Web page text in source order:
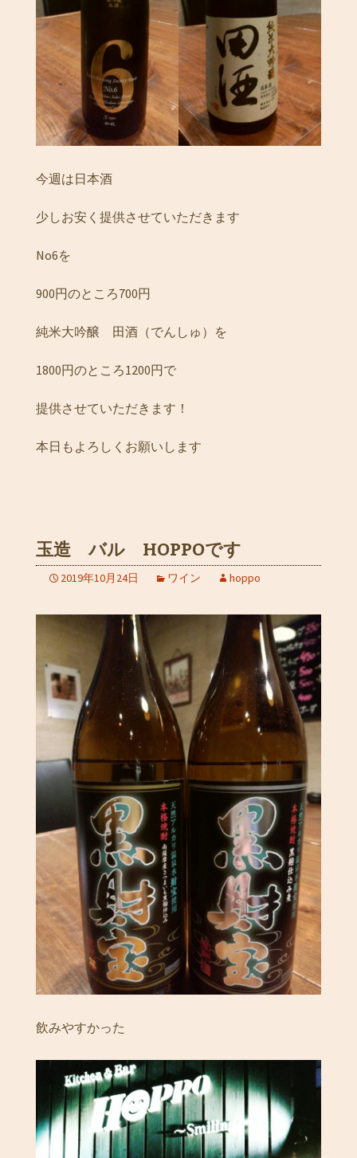
今週は日本酒
少しお安く提供させていただきます
No6を
900円のところ700円
純米大吟醸 田酒（でんしゅ）を
1800円のところ1200円で
提供させていただきます！
本日もよろしくお願いします
玉造 バル HOPPOです
2019年10月24日 ワイン hoppo
飲みやすかった